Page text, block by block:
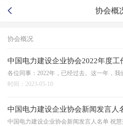
协会概
协会概况
中国电力建设企业协会2022年度工
时间：2023-05-10
中国电力建设企业协会新闻发言人
中国电力建设企业协会新闻发言人名单 祝